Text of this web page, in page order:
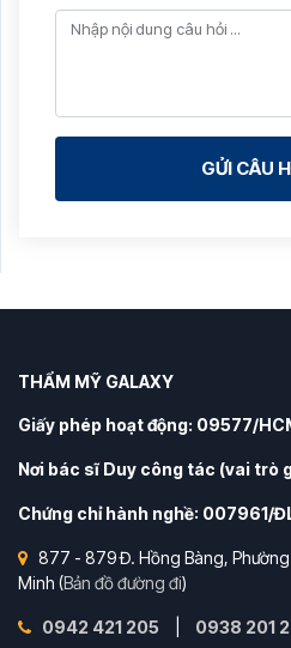
GỬI CÂU
THẨM MỸ GALAXY
Giấy phép hoạt động: 09577/
Nơi bác sĩ Duy công tác (vai trò
Chứng chỉ hành nghề: 007961/
877 - 879 Đ. Hồng Bàng,
Minh (Bản đồ đường đi)
0942 421 205 0938 201